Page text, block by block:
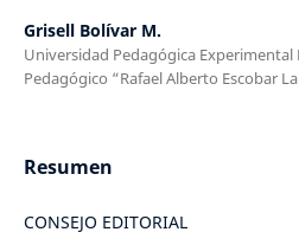
Grisell Bolívar M.
Universidad Pedagógica
Pedagógico “Rafael Alberto Escobar
Resumen
CONSEJO EDITORIAL